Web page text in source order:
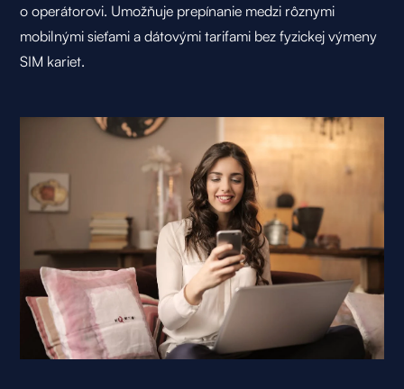
o operátorovi. Umožňuje prepínanie medzi rôznymi
mobilnými sieťami a dátovými tarifami bez fyzickej výmeny
SIM kariet.